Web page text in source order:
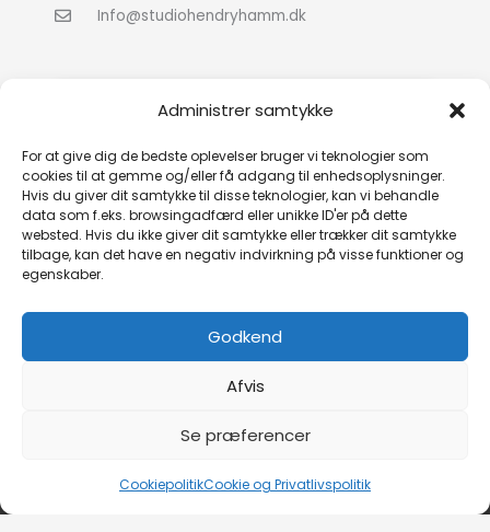
Administrer samtykke
For at give dig de bedste oplevelser bruger vi teknologier som
cookies til at gemme og/eller få adgang til enhedsoplysninger.
Hvis du giver dit samtykke til disse teknologier, kan vi behandle
data som f.eks. browsingadfærd eller unikke ID'er på dette
websted. Hvis du ikke giver dit samtykke eller trækker dit samtykke
tilbage, kan det have en negativ indvirkning på visse funktioner og
egenskaber.
Godkend
Afvis
Se præferencer
CookiepolitikCookie og Privatlivspolitik
Info@studiohendryhamm.dk
Klik for at acceptere markedsføring
cookies og aktivere dette indhold
Copyright © 2026 Studio Hendry Hamm